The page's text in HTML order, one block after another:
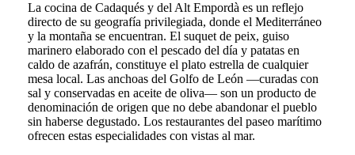
La cocina de Cadaqués y del Alt Empordà es un reflejo
directo de su geografía privilegiada, donde el Mediterráneo
y la montaña se encuentran. El suquet de peix, guiso
marinero elaborado con el pescado del día y patatas en
caldo de azafrán, constituye el plato estrella de cualquier
mesa local. Las anchoas del Golfo de León —curadas con
sal y conservadas en aceite de oliva— son un producto de
denominación de origen que no debe abandonar el pueblo
sin haberse degustado. Los restaurantes del paseo marítimo
ofrecen estas especialidades con vistas al mar.